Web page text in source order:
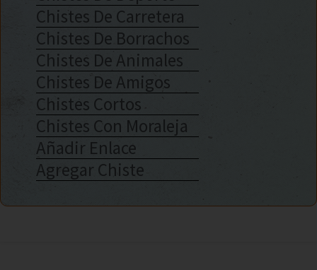
Chistes De Carretera
Chistes De Borrachos
Chistes De Animales
Chistes De Amigos
Chistes Cortos
Chistes Con Moraleja
Añadir Enlace
Agregar Chiste